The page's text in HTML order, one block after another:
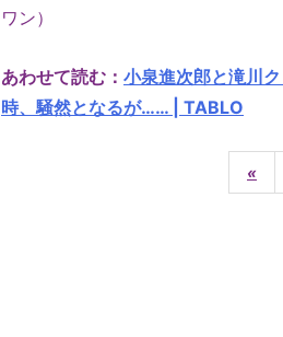
ワン）
あわせて読む： 小泉進次郎と滝川
時、騒然となるが…… | TABLO
«